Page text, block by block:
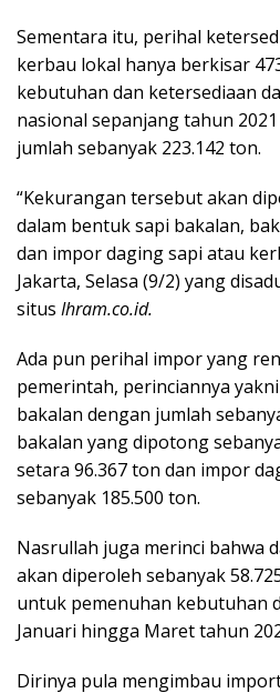
Sementara itu, perihal
kerbau lokal hanya berkisar
kebutuhan dan ketersediaan
nasional sepanjang tahun
jumlah sebanyak 223.142 ton.
“Kekurangan tersebut akan
dalam bentuk sapi bakalan,
dan impor daging sapi atau
Jakarta, Selasa (9/2) yang
situs Ihram.co.id.
Ada pun perihal impor yang
pemerintah, perinciannya
bakalan dengan jumlah
bakalan yang dipotong
setara 96.367 ton dan impor
sebanyak 185.500 ton.
Nasrullah juga merinci bahwa
akan diperoleh sebanyak
untuk pemenuhan kebutuhan
Januari hingga Maret tahun
Dirinya pula mengimbau